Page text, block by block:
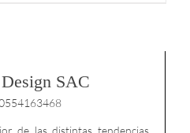
SAC
de las distintas tendencias